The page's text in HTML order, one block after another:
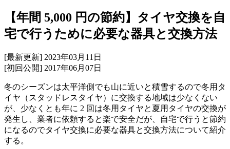
【年間 5,000 円の節約】タイヤ交換を自
宅で行うために必要な器具と交換方法
[最新更新] 2023年03月11日
[初回公開] 2017年06月07日
冬のシーズンは太平洋側でも山に近いと積雪するので冬用タ
イヤ（スタッドレスタイヤ）に交換する地域は少なくない
が、少なくとも年に 2 回は冬用タイヤと夏用タイヤの交換が
発生し、業者に依頼すると楽で安全だが、自宅で行うと節約
になるのでタイヤ交換に必要な器具と交換方法について紹介
する。